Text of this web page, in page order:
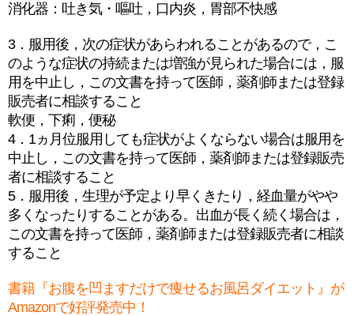
消化器：吐き気・嘔吐，口内炎，胃部不快感
3．服用後，次の症状があらわれることがあるので，こ
のような症状の持続または増強が見られた場合には，服
用を中止し，この文書を持って医師，薬剤師または登録
販売者に相談すること
軟便，下痢，便秘
4．1ヵ月位服用しても症状がよくならない場合は服用を
中止し，この文書を持って医師，薬剤師または登録販売
者に相談すること
5．服用後，生理が予定より早くきたり，経血量がやや
多くなったりすることがある。出血が長く続く場合は，
この文書を持って医師，薬剤師または登録販売者に相談
すること
書籍『お腹を凹ますだけで痩せるお風呂ダイエット』が
Amazonで好評発売中！